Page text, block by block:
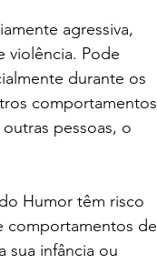
agressiva,
violência. Pode
durante os
comportamentos
pessoas, o
Humor têm risco
comportamentos de
sua infância ou